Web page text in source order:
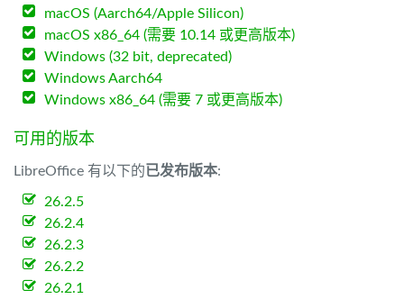
macOS (Aarch64/Apple Silicon)
macOS x86_64 (需要 10.14 或更高版本)
Windows (32 bit, deprecated)
Windows Aarch64
Windows x86_64 (需要 7 或更高版本)
可用的版本
LibreOffice 有以下的已发布版本:
26.2.5
26.2.4
26.2.3
26.2.2
26.2.1